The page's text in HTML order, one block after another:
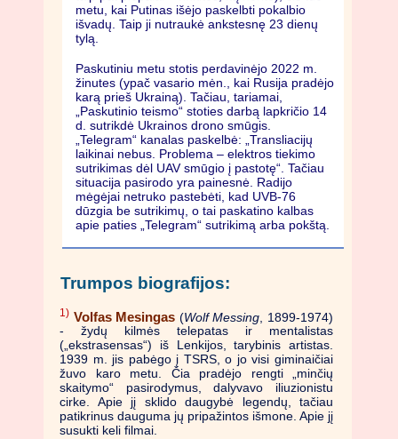
metu, kai Putinas išėjo paskelbti pokalbio
išvadų. Taip ji nutraukė ankstesnę 23 dienų
tylą.
Paskutiniu metu stotis perdavinėjo 2022 m.
žinutes (ypač vasario mėn., kai Rusija pradėjo
karą prieš Ukrainą). Tačiau, tariamai,
„Paskutinio teismo“ stoties darbą lapkričio 14
d. sutrikdė Ukrainos drono smūgis.
„Telegram“ kanalas paskelbė: „Transliacijų
laikinai nebus. Problema – elektros tiekimo
sutrikimas dėl UAV smūgio į pastotę“. Tačiau
situacija pasirodo yra painesnė. Radijo
mėgėjai netruko pastebėti, kad UVB-76
dūzgia be sutrikimų, o tai paskatino kalbas
apie paties „Telegram“ sutrikimą arba pokštą.
Trumpos biografijos:
1) Volfas Mesingas (Wolf Messing , 1899-1974)
- žydų kilmės telepatas ir mentalistas
(„ekstrasensas“) iš Lenkijos, tarybinis artistas.
1939 m. jis pabėgo į TSRS, o jo visi giminaičiai
žuvo karo metu. Čia pradėjo rengti „minčių
skaitymo“ pasirodymus, dalyvavo iliuzionistu
cirke. Apie jį sklido daugybė legendų, tačiau
patikrinus dauguma jų pripažintos išmone. Apie jį
susukti keli filmai.